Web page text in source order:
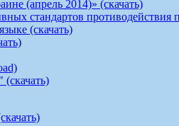
(апрель 2014)» (скачать)
стандартов противодействия
(скачать)
(скачать)